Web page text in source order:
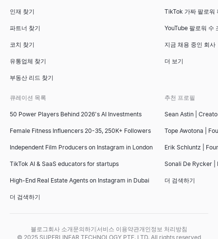
인재 찾기
파트너 찾기
코치 찾기
유통업체 찾기
부동산 리드 찾기
TikTok 가짜 팔로워
YouTube 팔로워 수
지금 채용 중인 회사
더 보기
큐레이션 목록
50 Power Players Behind 2026's AI Investments
Female Fitness Influencers 20-35, 250K+ Followers
Independent Film Producers on Instagram in London
TikTok AI & SaaS educators for startups
High-End Real Estate Agents on Instagram in Dubai
더 검색하기
추천 프로필
Sean Astin |
Tope Awotona |
Erik Schluntz |
Sonali De Rycker |
더 검색하기
블로그회사 소개문의하기 서비스 이용약관개인정보 처리방침
© 2025 SUPERLINEAR TECHNOLOGY PTE. LTD. All rights reserved